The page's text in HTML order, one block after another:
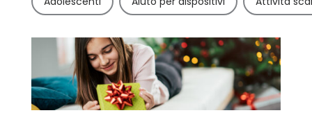
Downloads
Storie di
famiglia